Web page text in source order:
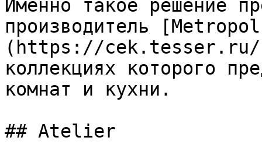
Именно такое решение
производитель
(https://
коллекциях которого
комнат и кухни.
## Atelier